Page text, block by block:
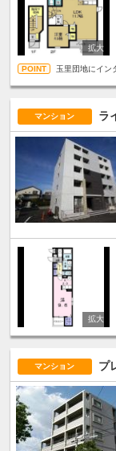
玉里団地にイン
マンション ラ
マンション プ